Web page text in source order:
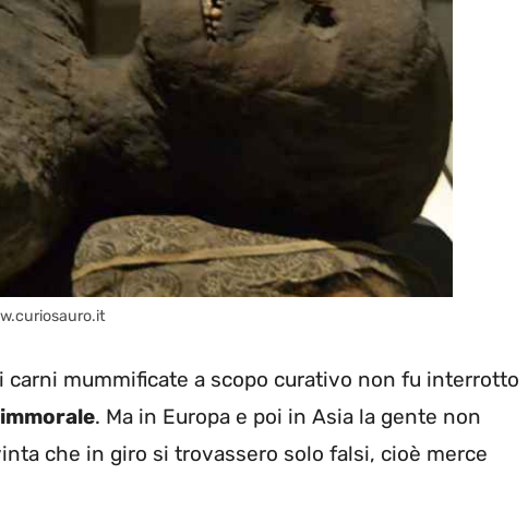
mummificate a scopo curativo non fu interrotto
immorale. Ma in Europa e poi in Asia la gente non
che in giro si trovassero solo falsi, cioè merce